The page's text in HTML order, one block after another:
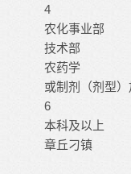
4
农化事业部
技术部
农药学
或制剂（剂型）
6
本科及以上
章丘刁镇